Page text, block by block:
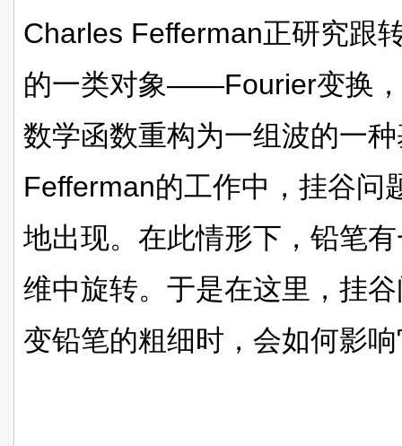
Charles Fefferman正研究跟
的一类对象——Fourier变换
数学函数重构为一组波的一
Fefferman的工作中，挂谷问
地出现。在此情形下，铅笔
维中旋转。于是在这里，挂
变铅笔的粗细时，会如何影